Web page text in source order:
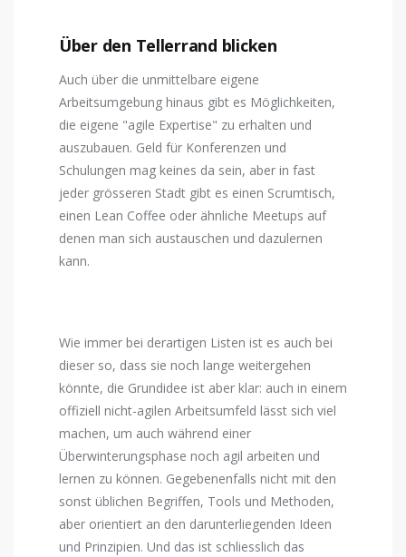
Über den Tellerrand blicken
Auch über die unmittelbare eigene
Arbeitsumgebung hinaus gibt es Möglichkeiten,
die eigene "agile Expertise" zu erhalten und
auszubauen. Geld für Konferenzen und
Schulungen mag keines da sein, aber in fast
jeder grösseren Stadt gibt es einen Scrumtisch,
einen Lean Coffee oder ähnliche Meetups auf
denen man sich austauschen und dazulernen
kann.
Wie immer bei derartigen Listen ist es auch bei
dieser so, dass sie noch lange weitergehen
könnte, die Grundidee ist aber klar: auch in einem
offiziell nicht-agilen Arbeitsumfeld lässt sich viel
machen, um auch während einer
Überwinterungsphase noch agil arbeiten und
lernen zu können. Gegebenenfalls nicht mit den
sonst üblichen Begriffen, Tools und Methoden,
aber orientiert an den darunterliegenden Ideen
und Prinzipien. Und das ist schliesslich das